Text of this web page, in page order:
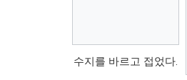
수지를 바르고 접었다.